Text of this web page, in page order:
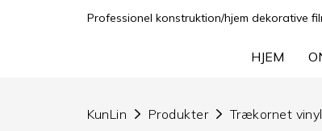
Professionel konstruktion/hjem dekorative
HJEM
KunLin Produkter Trækornet vinyl